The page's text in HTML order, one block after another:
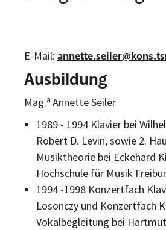
E-Mail:
Ausbildung
Mag.a Annette Seiler
1989 - 1994 Klavier bei
Robert D. Levin, sowie 2.
Musiktheorie bei Eckehard
Hochschule für Musik
1994 -1998 Konzertfach
Losonczy und Konzertfach
Vokalbegleitung bei